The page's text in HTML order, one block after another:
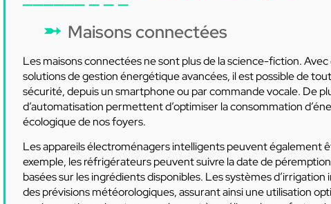
Maisons connectées
Les maisons connectées ne sont plus de la science-fiction.
solutions de gestion énergétique avancées, il est possible de
sécurité, depuis un smartphone ou par commande vocale. De
d’automatisation permettent d’optimiser la consommation
écologique de nos foyers.
Les appareils électroménagers intelligents peuvent également
exemple, les réfrigérateurs peuvent suivre la date de
basées sur les ingrédients disponibles. Les systèmes
des prévisions météorologiques, assurant ainsi une utilisation